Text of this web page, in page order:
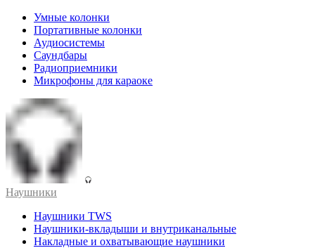
Умные колонки
Портативные колонки
Аудиосистемы
Саундбары
Радиоприемники
Микрофоны для караоке
Наушники
Наушники TWS
Наушники-вкладыши и внутриканальные
Накладные и охватывающие наушники